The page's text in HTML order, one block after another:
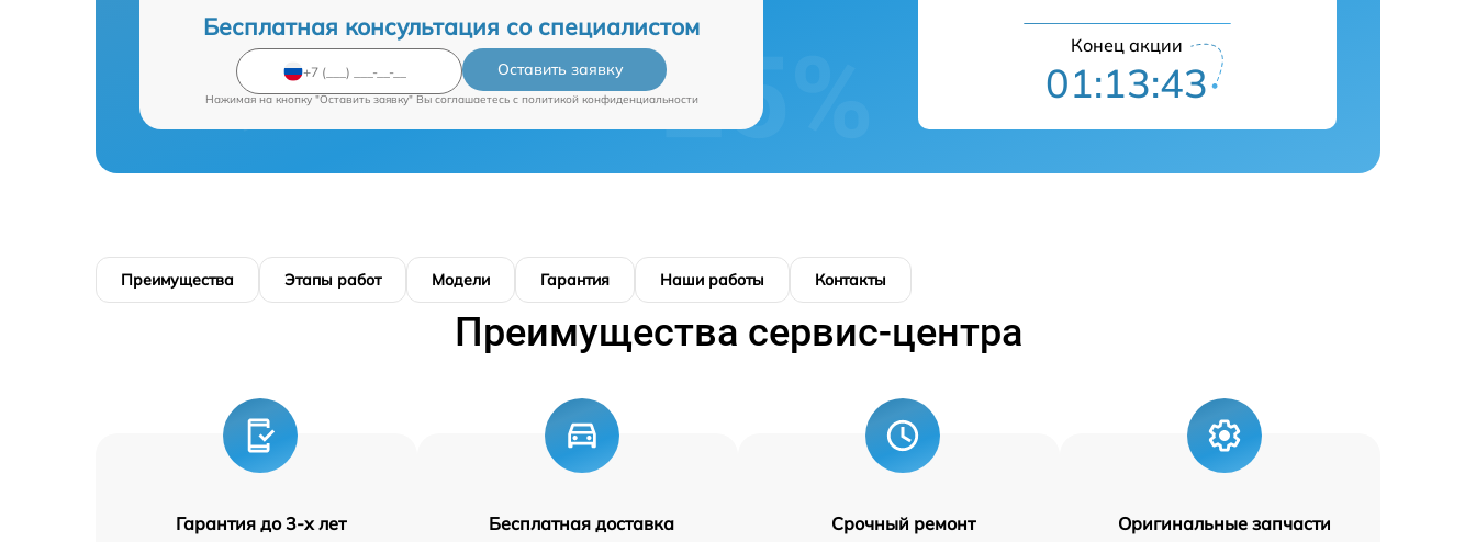
Бесплатная консультация со специалистом
Оставить заявку
Нажимая на кнопку "Оставить заявку" Вы соглашаетесь c политикой конфиденциальности
Конец акции
01:13:42
Преимущества Этапы работ Модели Гарантия Наши работы Контакты
Преимущества сервис-центра
Гарантия до 3-х лет Бесплатная доставка Срочный ремонт Оригинальные запчасти